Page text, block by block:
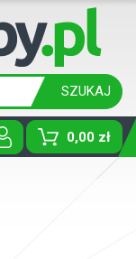
SZUKAJ
0,00 zł